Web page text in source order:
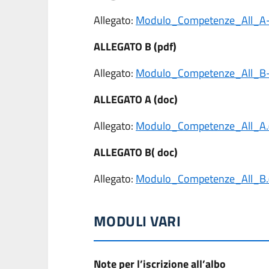
Allegato:
ALLEGATO B (pdf)
Allegato:
ALLEGATO A (doc)
Allegato:
ALLEGATO B( doc)
Allegato:
MODULI VARI
Note per l’iscrizione all’albo